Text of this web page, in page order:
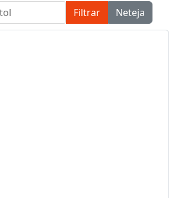
Filtrar Neteja